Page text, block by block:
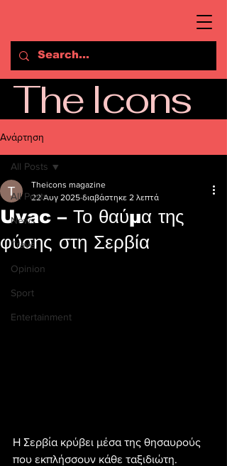
The Icons
Ανάρτηση
All Posts
News
Travel
Opinion
Sport
Entertainment
All Posts
Uvac – Το θαύμα της
φύσης στη Σερβία
Theicons magazine
22 Αυγ 2025 διαβάστηκε 2 λεπτά
Η Σερβία κρύβει μέσα της θησαυρούς
που εκπλήσσουν κάθε ταξιδιώτη.